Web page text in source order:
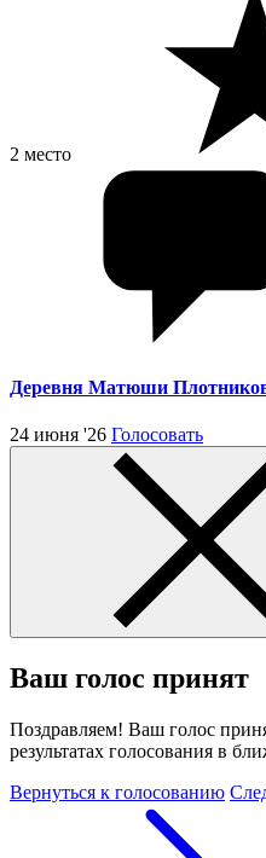
2 место
Деревня Матюши
24 июня '26 Голосовать
Ваш голос принят
Поздравляем! Ваш голос
результатах голосования в
Вернуться к голосованию